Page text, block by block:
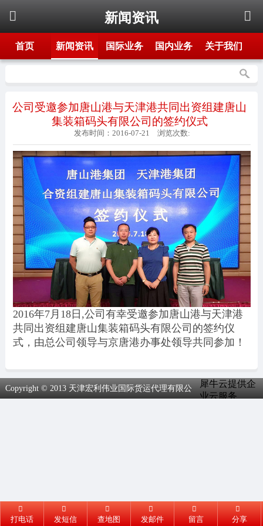
新闻资讯
首页 新闻资讯 国际业务 国内业务 关于我们
公司受邀参加唐山港与天津港共同出资组建唐山
集装箱码头有限公司的签约仪式
发布时间： 2016-07-21 浏览次数:
2016年7月18日,公司有幸受邀参加唐山港与天津港
共同出资组建唐山集装箱码头有限公司的签约仪
式，由总公司领导与京唐港办事处领导共同参加！
Copyright © 2013 天津宏利伟业国际货运代理有限公
犀牛云提供企
业云服务
打电话 发短信 查地图 发邮件 留言 分享